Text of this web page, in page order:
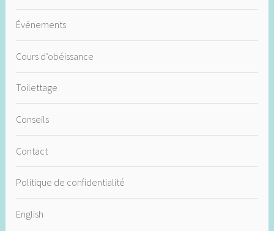
Événements
Cours d’obéissance
Toilettage
Conseils
Contact
Politique de confidentialité
English